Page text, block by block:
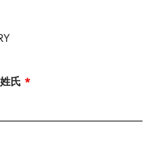
姓氏 *